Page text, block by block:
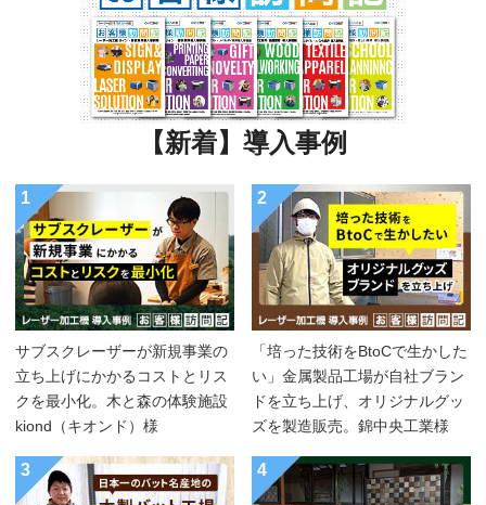
【新着】導入事例
1
サブスクレーザーが新規事業の
立ち上げにかかるコストとリス
クを最小化。木と森の体験施設
kiond（キオンド）様
2
「培った技術をBtoCで生かした
い」金属製品工場が自社ブラン
ドを立ち上げ、オリジナルグッ
ズを製造販売。錦中央工業様
3 4